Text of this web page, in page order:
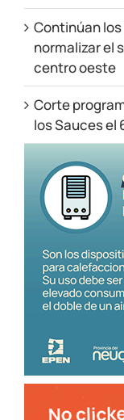
Continúan los
normalizar el
centro oeste
Corte
los Sauces el